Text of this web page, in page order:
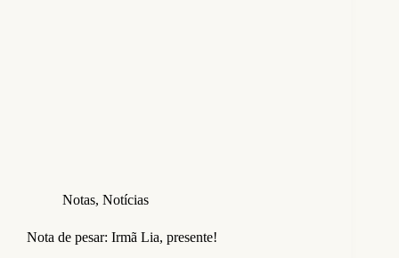
Notas, Notícias
Nota de pesar: Irmã Lia, presente!